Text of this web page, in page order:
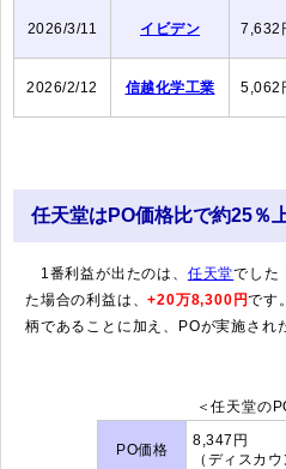
2026/3/11 イビデン 7,632
2026/2/12 信越化学工業 5,062
任天堂はPO価格比で約25％
1番利益が出たのは、 任天堂でした
た場合の利益は、+20万8,300円です
柄であることに加え、POが実施され
＜任天堂の
PO価格
8,347円
（ディスカ